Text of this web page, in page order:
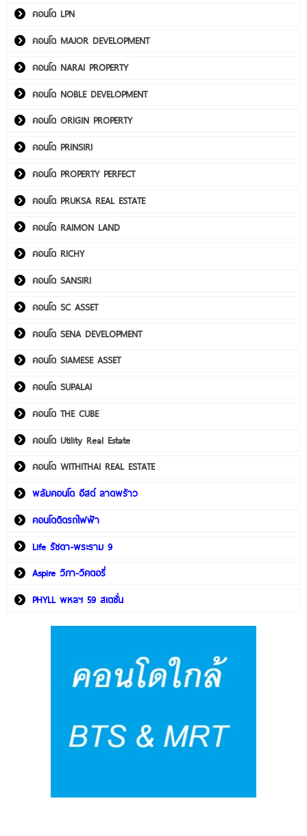
คอนโด LPN
คอนโด MAJOR DEVELOPMENT
คอนโด NARAI PROPERTY
คอนโด NOBLE DEVELOPMENT
คอนโด ORIGIN PROPERTY
คอนโด PRINSIRI
คอนโด PROPERTY PERFECT
คอนโด PRUKSA REAL ESTATE
คอนโด RAIMON LAND
คอนโด RICHY
คอนโด SANSIRI
คอนโด SC ASSET
คอนโด SENA DEVELOPMENT
คอนโด SIAMESE ASSET
คอนโด SUPALAI
คอนโด THE CUBE
คอนโด Utility Real Estate
คอนโด WITHITHAI REAL ESTATE
พลัมคอนโด อีสต์ ลาดพร้าว
คอนโดติดรถไฟฟ้า
Life รัชดา-พระราม 9
Aspire วิภา-วิคตอรี่
PHYLL พหลฯ 59 สเตชั่น